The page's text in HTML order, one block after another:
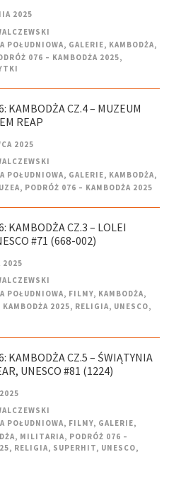
2025
POŁUDNIOWA, GALERIE, KAMBODŻA,
076 – KAMBODŻA 2025,
KAMBODŻA CZ.4 – MUZEUM
REAP
2025
POŁUDNIOWA, GALERIE, KAMBODŻA,
, PODRÓŻ 076 – KAMBODŻA 2025
KAMBODŻA CZ.3 – LOLEI
#71 (668-002)
2025
POŁUDNIOWA, FILMY, KAMBODŻA,
KAMBODŻA 2025, RELIGIA, UNESCO,
KAMBODŻA CZ.5 – ŚWIĄTYNIA
UNESCO #81 (1224)
POŁUDNIOWA, FILMY, GALERIE,
, MILITARIA, PODRÓŻ 076 –
, RELIGIA, SUPERHIT, UNESCO,